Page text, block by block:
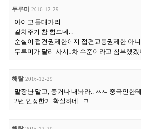
두루미 2016-12-29
아이고 돌대가리. . .
갈차주기 참 힘드네. .
순실이 접견권제한이지 접견교통권제한 아
두루미가 달리 사시1차 수준이라고 첨부했겠
해탈 2016-12-29
말장난 말고, 증거나 내놔라.. ㅉㅉ 중국인한
2번 인정한거 확실하네...ㅋ